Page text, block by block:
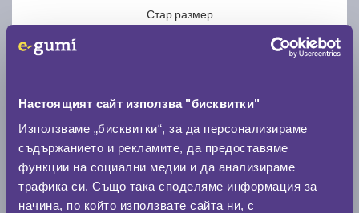
Настоящият сайт използва "бисквитки"
Използваме „бисквитки“, за да персонализираме
съдържанието и рекламите, да предоставяме
функции на социални медии и да анализираме
трафика си. Също така споделяме информация за
начина, по който използвате сайта ни, с
Стар размер
Нов размер